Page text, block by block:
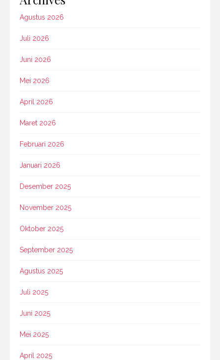
Agustus 2026
Juli 2026
Juni 2026
Mei 2026
April 2026
Maret 2026
Februari 2026
Januari 2026
Desember 2025
November 2025
Oktober 2025
September 2025
Agustus 2025
Juli 2025
Juni 2025
Mei 2025
April 2025